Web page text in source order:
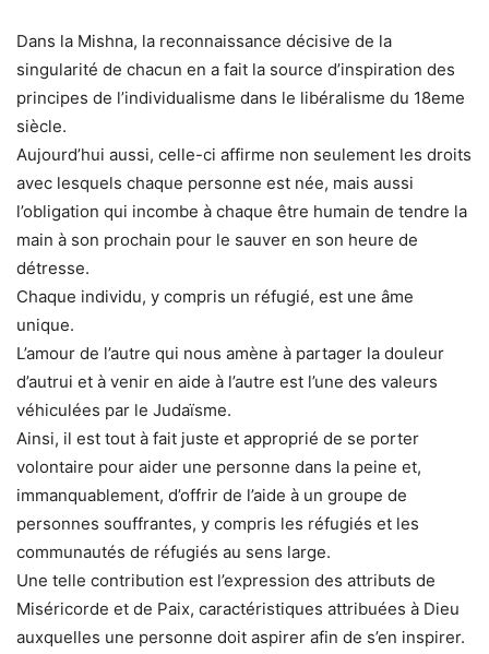
Dans la Mishna, la reconnaissance décisive de la
singularité de chacun en a fait la source d’inspiration des
principes de l’individualisme dans le libéralisme du 18eme
siècle.
Aujourd’hui aussi, celle-ci affirme non seulement les droits
avec lesquels chaque personne est née, mais aussi
l’obligation qui incombe à chaque être humain de tendre la
main à son prochain pour le sauver en son heure de
détresse.
Chaque individu, y compris un réfugié, est une âme
unique.
L’amour de l’autre qui nous amène à partager la douleur
d’autrui et à venir en aide à l’autre est l’une des valeurs
véhiculées par le Judaïsme.
Ainsi, il est tout à fait juste et approprié de se porter
volontaire pour aider une personne dans la peine et,
immanquablement, d’offrir de l’aide à un groupe de
personnes souffrantes, y compris les réfugiés et les
communautés de réfugiés au sens large.
Une telle contribution est l’expression des attributs de
Miséricorde et de Paix, caractéristiques attribuées à Dieu
auxquelles une personne doit aspirer afin de s’en inspirer.